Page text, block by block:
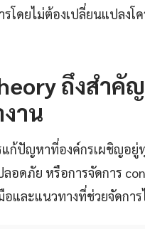
ดยไม่ต้องเปลี่ยนแปลงโค
ถึงสำคั
าน
ก้ปัญหาที่องค์กรเผชิญอยู่
ลอดภัย หรือการจัดการ
อและแนวทางที่ช่วยจัดกา